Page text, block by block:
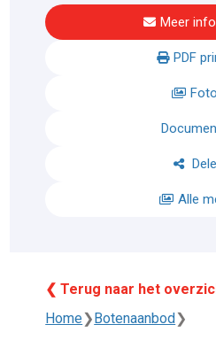
Meer
PDF
Alle
❮ Terug naar het
Home❯ Botenaanbod ❯